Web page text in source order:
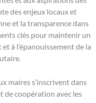
des enjeux locaux et
et la transparence dans
clés pour maintenir un
à l’épanouissement de la
maires s’inscrivent dans
de coopération avec les